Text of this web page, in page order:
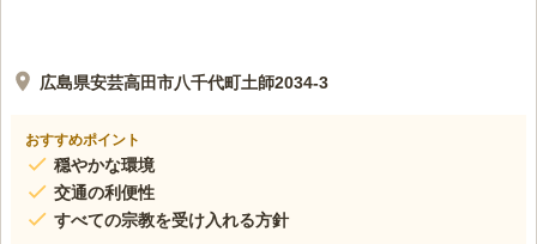
広島県安芸高田市八千代町土師2034-3
おすすめポイント
穏やかな環境
交通の利便性
すべての宗教を受け入れる方針